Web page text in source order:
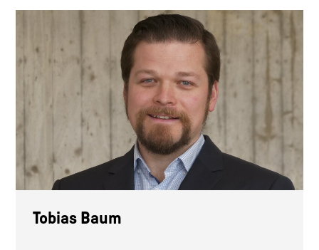
Tobias Baum